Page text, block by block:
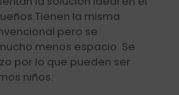
la misma
pero se
menos espacio. Se
por lo que pueden ser
niños.